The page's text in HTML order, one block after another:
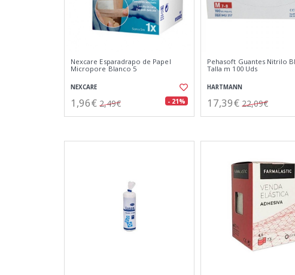
Nexcare Esparadrapo de Papel
Micropore Blanco 5
NEXCARE
1,96€ 2,49€ - 21%
Pehasoft Guantes Nitrilo
Talla m 100 Uds
HARTMANN
17,39€ 22,09€